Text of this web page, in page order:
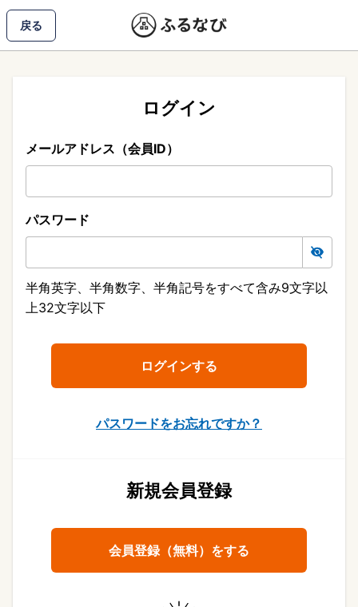
戻る
ログイン
メールアドレス（会員ID）
パスワード
半角英字、半角数字、半角記号をすべて含み9文字以
上32文字以下
パスワードをお忘れですか？
新規会員登録
会員登録（無料）をする